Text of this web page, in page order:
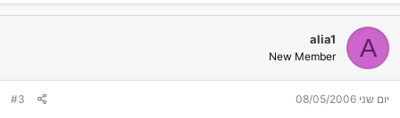
A
alia1
New Member
יום שני 08/05/2006 #3